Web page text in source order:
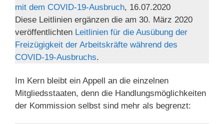
mit dem COVID-19-Ausbruch, 16.07.2020
Diese Leitlinien ergänzen die am 30. März 2020
veröffentlichten Leitlinien für die Ausübung der
Freizügigkeit der Arbeitskräfte während des
COVID-19-Ausbruchs.
Im Kern bleibt ein Appell an die einzelnen
Mitgliedsstaaten, denn die Handlungsmöglichkeiten
der Kommission selbst sind mehr als begrenzt: